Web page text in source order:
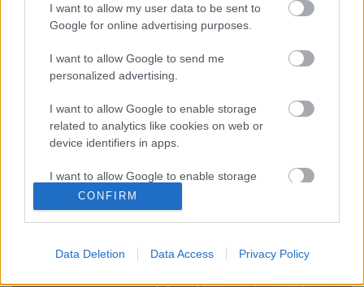
I want to allow my user data to be sent to
Google for online advertising purposes.
I want to allow Google to send me
personalized advertising.
I want to allow Google to enable storage
related to analytics like cookies on web or
device identifiers in apps.
I want to allow Google to enable storage
related to functionality of the website or app.
I want to allow Google to enable storage
CONFIRM
Data Deletion Data Access Privacy Policy
történelmébe. Mindezt tette annak ellenére, hogy
területben és népességben, sőt technikai